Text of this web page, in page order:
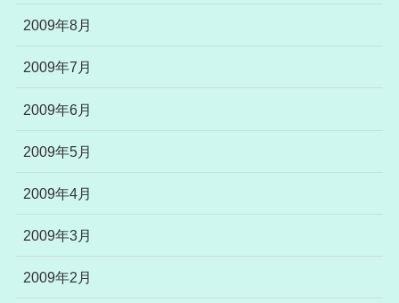
2009年8月
2009年7月
2009年6月
2009年5月
2009年4月
2009年3月
2009年2月